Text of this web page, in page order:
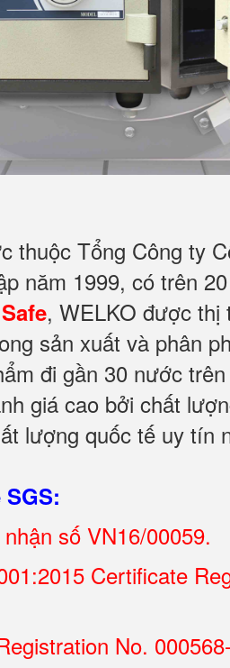
thuộc Tổng Công ty
năm 1999, có trên
Safe, WELKO được thị
sản xuất và phân
đi gần 30 nước
giá cao bởi chất
lượng quốc tế uy tín
số VN16/00059.
Certificate
No.